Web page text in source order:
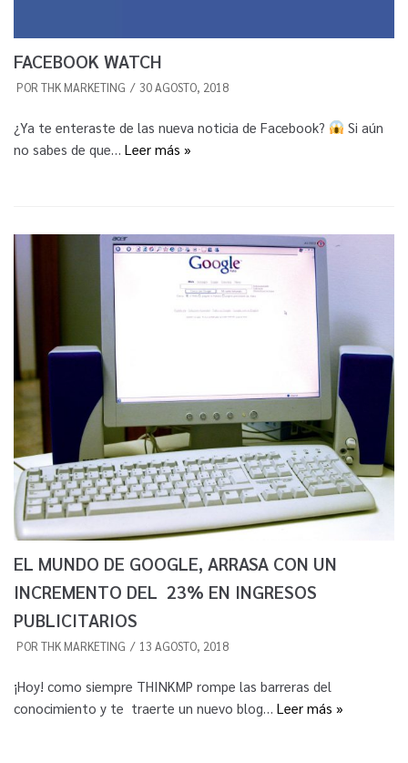
FACEBOOK WATCH
POR THK MARKETING 30 AGOSTO, 2018
¿Ya te enteraste de las nueva noticia de Facebook?
Si aún
no sabes de que… Leer más »
EL MUNDO DE GOOGLE, ARRASA CON UN
INCREMENTO DEL 23% EN INGRESOS
PUBLICITARIOS
POR THK MARKETING 13 AGOSTO, 2018
¡Hoy! como siempre THINKMP rompe las barreras del
conocimiento y te traerte un nuevo blog… Leer más »